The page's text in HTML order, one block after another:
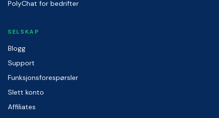
PolyChat for bedrifter
SELSKAP
Blogg
Support
Funksjonsforespørsler
Slett konto
Affiliates